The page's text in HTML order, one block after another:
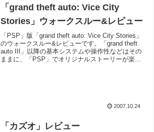
「grand theft auto: Vice City
Stories」ウォークスルー&レビュー
「PSP」版「grand theft auto: Vice City Stories」
のウォークスルー&レビューです。「grand theft
auto III」以降の基本システムや操作性などはその
ままに、「PSP」でオリジナルストーリーが楽し
2007.10.24
「カズオ」レビュー